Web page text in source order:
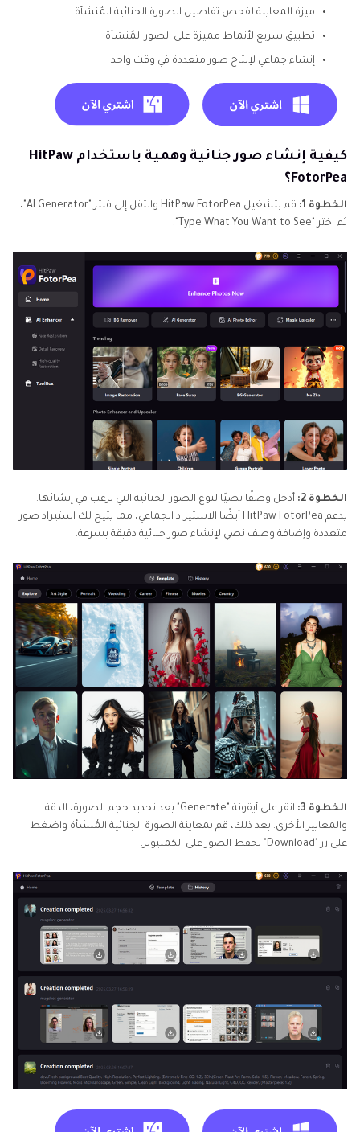
ميزة المعاينة لفحص تفاصيل الصورة الجنائية المُنشأة
تطبيق سريع لأنماط مميزة على الصور المُنشأة
إنشاء جماعي لإنتاج صور متعددة في وقت واحد
كيفية إنشاء صور جنائية وهمية باستخدام HitPaw
FotorPea؟
الخطوة 1:
قم بتشغيل HitPaw FotorPea وانتقل إلى فلتر "AI Generator"،
ثم اختر "Type What You Want to See".
الخطوة 2:
أدخل وصفًا نصيًا لنوع الصور الجنائية التي ترغب في إنشائها.
يدعم HitPaw FotorPea أيضًا الاستيراد الجماعي، مما يتيح لك استيراد صور
متعددة وإضافة وصف نصي لإنشاء صور جنائية دقيقة بسرعة.
الخطوة 3:
انقر على أيقونة "Generate" بعد تحديد حجم الصورة، الدقة،
والمعايير الأخرى. بعد ذلك، قم بمعاينة الصورة الجنائية المُنشأة واضغط
على زر "Download" لحفظ الصور على الكمبيوتر.